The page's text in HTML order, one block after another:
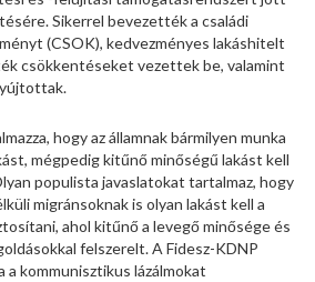
Sikerrel bevezették a családi
(CSOK), kedvezményes lakáshitelt
csökkentéseket vezettek be, valamint
hogy az államnak bármilyen munka
mégpedig kitűnő minőségű lakást kell
populista javaslatokat tartalmaz, hogy
migránsoknak is olyan lakást kell a
ahol kitűnő a levegő minősége és
felszerelt. A Fidesz-KDNP
kommunisztikus lázálmokat